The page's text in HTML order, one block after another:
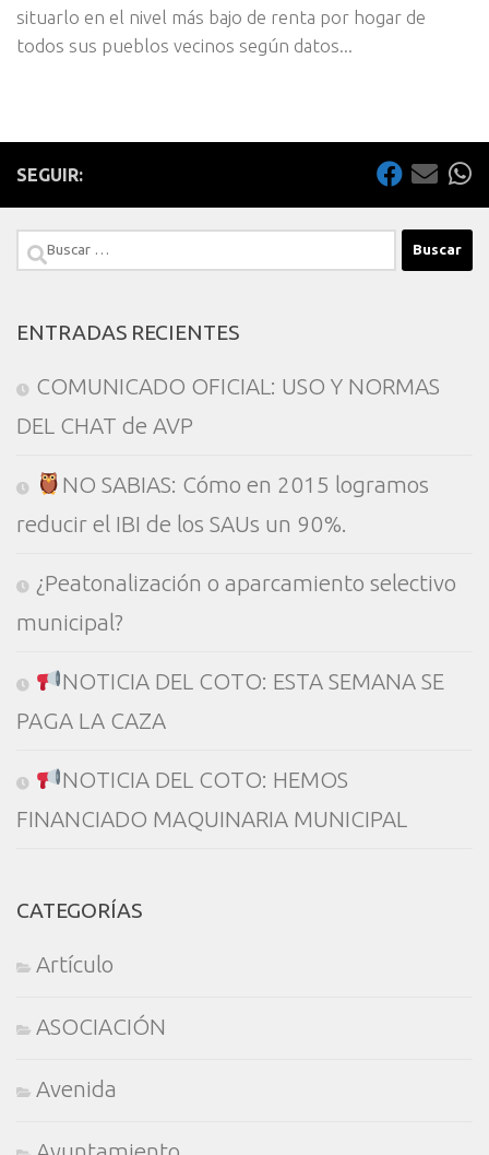
situarlo en el nivel más bajo de renta por hogar de
todos sus pueblos vecinos según datos...
SEGUIR:
Buscar:
ENTRADAS RECIENTES
COMUNICADO OFICIAL: USO Y NORMAS
DEL CHAT de AVP
NO SABIAS: Cómo en 2015 logramos
reducir el IBI de los SAUs un 90%.
¿Peatonalización o aparcamiento selectivo
municipal?
NOTICIA DEL COTO: ESTA SEMANA SE
PAGA LA CAZA
NOTICIA DEL COTO: HEMOS
FINANCIADO MAQUINARIA MUNICIPAL
CATEGORÍAS
Artículo
ASOCIACIÓN
Avenida